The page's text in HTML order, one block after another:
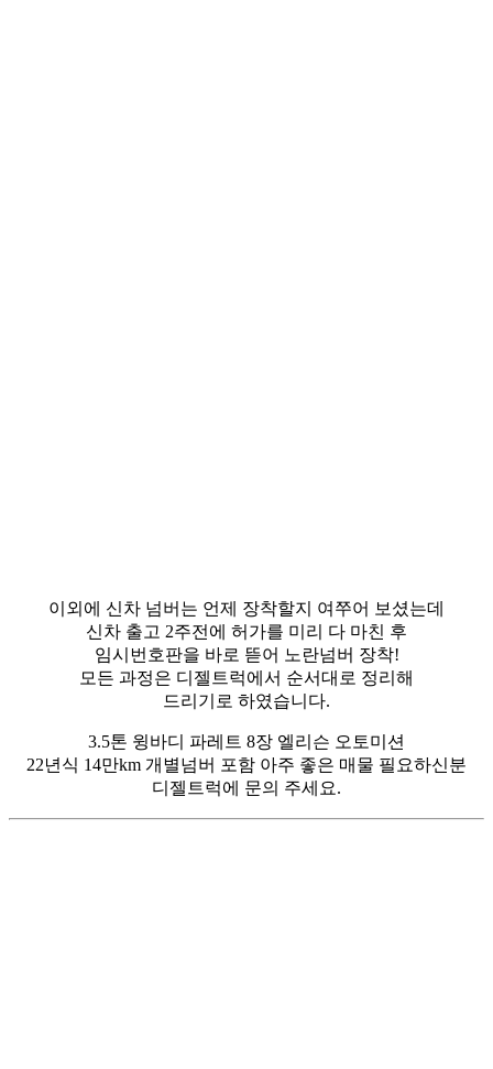
이외에 신차 넘버는 언제 장착할지 여쭈어 보셨는데
신차 출고 2주전에 허가를 미리 다 마친 후
임시번호판을 바로 뜯어 노란넘버 장착!
모든 과정은 디젤트럭에서 순서대로 정리해
드리기로 하였습니다.
3.5톤 윙바디 파레트 8장 엘리슨 오토미션
22년식 14만km 개별넘버 포함 아주 좋은 매물 필요하신분
디젤트럭에 문의 주세요.